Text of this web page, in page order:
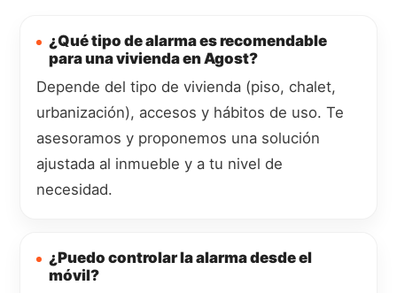
¿Qué tipo de alarma es recomendable
para una vivienda en Agost?
Depende del tipo de vivienda (piso, chalet,
urbanización), accesos y hábitos de uso. Te
asesoramos y proponemos una solución
ajustada al inmueble y a tu nivel de
necesidad.
¿Puedo controlar la alarma desde el
móvil?